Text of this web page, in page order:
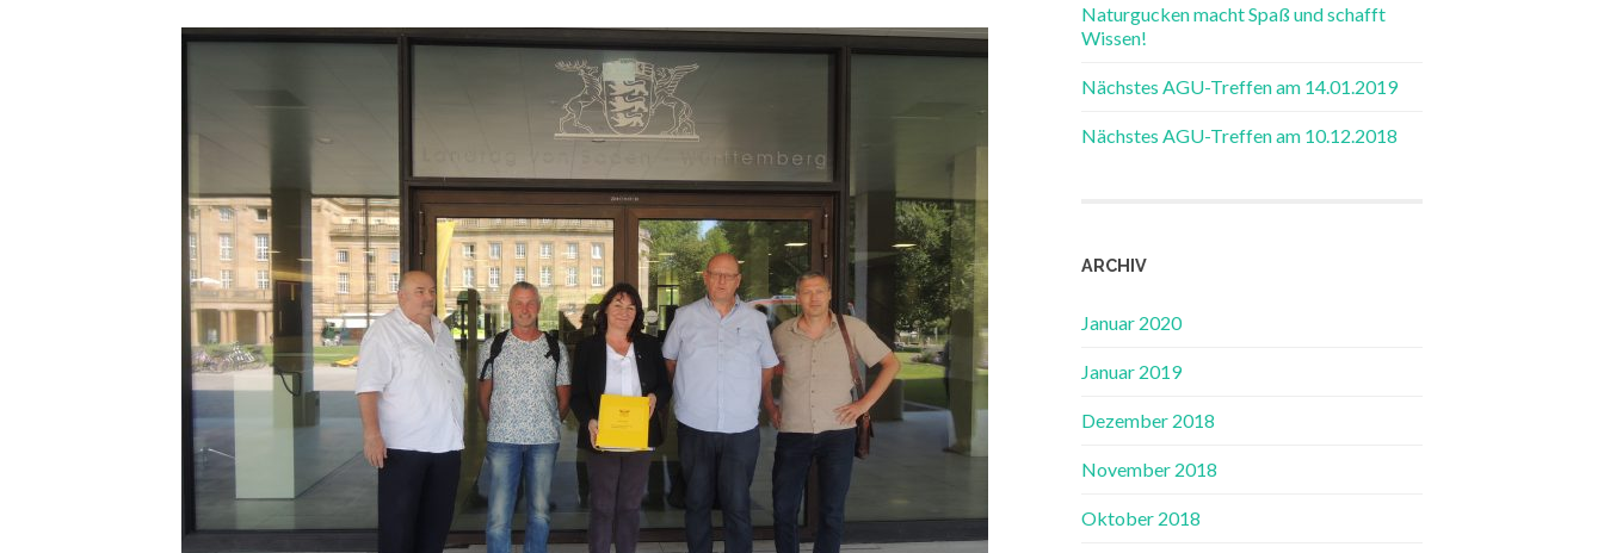
Naturgucken macht Spaß und schafft
Wissen!
Nächstes AGU-Treffen am 14.01.2019
Nächstes AGU-Treffen am 10.12.2018
ARCHIV
Januar 2020
Januar 2019
Dezember 2018
November 2018
Oktober 2018